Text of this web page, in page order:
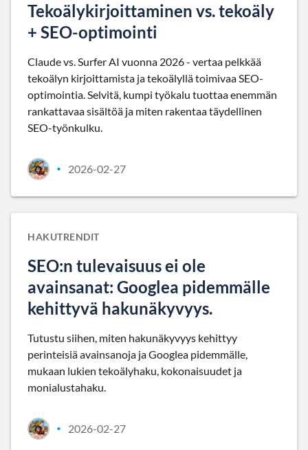
Tekoälykirjoittaminen vs. tekoäly
+ SEO-optimointi
Claude vs. Surfer AI vuonna 2026 - vertaa pelkkää
tekoälyn kirjoittamista ja tekoälyllä toimivaa SEO-
optimointia. Selvitä, kumpi työkalu tuottaa enemmän
rankattavaa sisältöä ja miten rakentaa täydellinen
SEO-työnkulku.
• 2026-02-27
HAKUTRENDIT
SEO:n tulevaisuus ei ole
avainsanat: Googlea pidemmälle
kehittyvä hakunäkyvyys.
Tutustu siihen, miten hakunäkyvyys kehittyy
perinteisiä avainsanoja ja Googlea pidemmälle,
mukaan lukien tekoälyhaku, kokonaisuudet ja
monialustahaku.
• 2026-02-27